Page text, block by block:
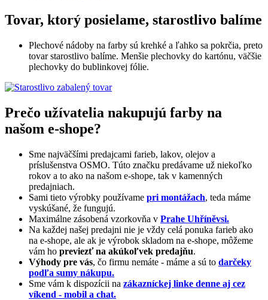
Tovar, ktorý posielame, starostlivo balíme
Plechové nádoby na farby sú krehké a ľahko sa pokrčia, preto
tovar starostlivo balíme. Menšie plechovky do kartónu, väčšie
plechovky do bublinkovej fólie.
Prečo užívatelia nakupujú farby na
našom e-shope?
Sme najväčšími predajcami farieb, lakov, olejov a
príslušenstva OSMO. Túto značku predávame už niekoľko
rokov a to ako na našom e-shope, tak v kamenných
predajniach.
Sami tieto výrobky používame pri montážach, teda máme
vyskúšané, že fungujú.
Maximálne zásobená vzorkovňa v Prahe Uhříněvsi.
Na každej našej predajni nie je vždy celá ponuka farieb ako
na e-shope, ale ak je výrobok skladom na e-shope, môžeme
vám ho previezť na akúkoľvek predajňu.
Výhody pre vás, čo firmu nemáte - máme a sú to darčeky
podľa sumy nákupu.
Sme vám k dispozícii na zákazníckej linke denne aj cez
víkend - mobil a chat.